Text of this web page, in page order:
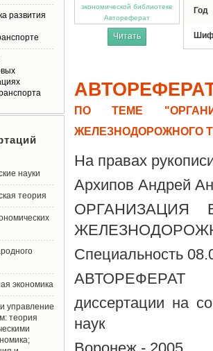
Автореферат
Читать
Год
ПО ТЕМЕ
ЖЕЛЕЗНОДОРОЖНОГО
На правах
Архипов Андрей
ОРГАНИЗАЦИЯ
Специальность
АВТОРЕФЕРАТ
диссертации на
наук
развития
науки
теория
экономика
управление
теория